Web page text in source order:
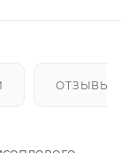
ОТЗЫВЫ